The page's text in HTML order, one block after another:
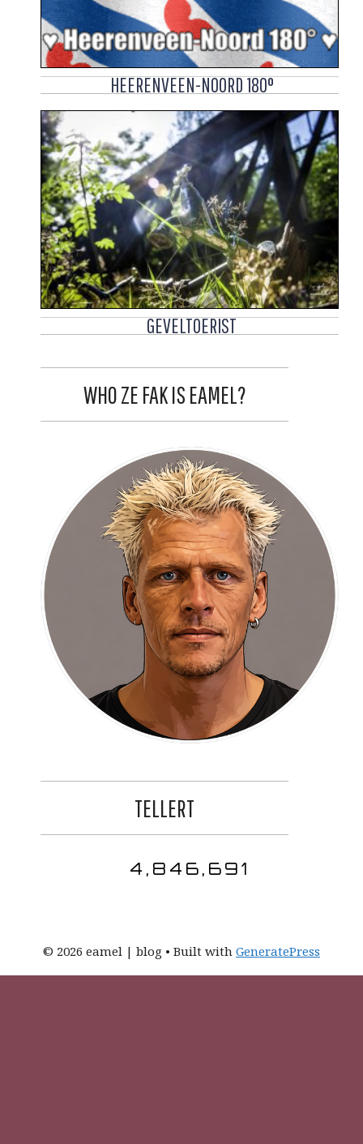
HEERENVEEN-NOORD 180°
GEVELTOERIST
WHO ZE FAK IS EAMEL?
TELLERT
4,846,691
© 2026 eamel | blog • Built with GeneratePress